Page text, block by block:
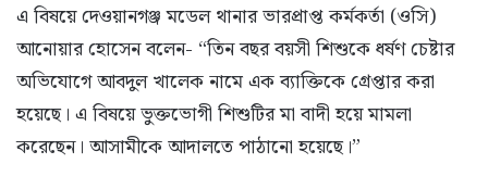
এ বিষয়ে দেওয়ানগঞ্জ মডেল থানার ভারপ্রাপ্ত কর্মকর্তা (ওসি)
আনোয়ার হোসেন বলেন- “তিন বছর বয়সী শিশুকে ধর্ষণ চেষ্টার
অভিযোগে আবদুল খালেক নামে এক ব্যাক্তিকে গ্রেপ্তার করা
হয়েছে। এ বিষয়ে ভুক্তভোগী শিশুটির মা বাদী হয়ে মামলা
করেছেন। আসামীকে আদালতে পাঠানো হয়েছে।”